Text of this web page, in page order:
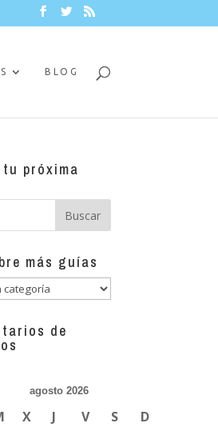
BLOG
próxima
más guías
de
agosto 2026
X J V S D